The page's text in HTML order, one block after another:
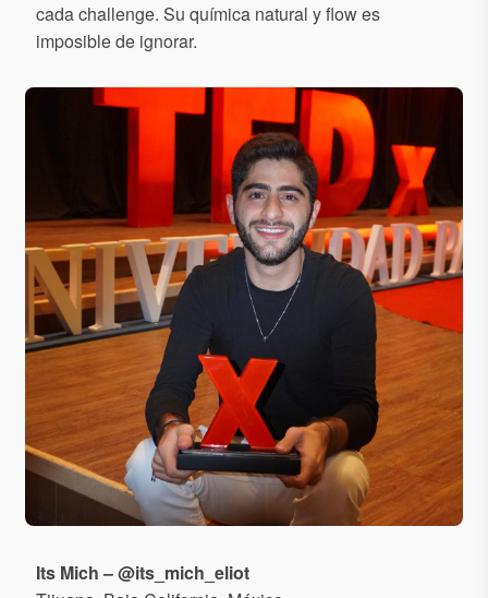
cada challenge. Su química natural y flow es
imposible de ignorar.
Its Mich – @its_mich_eliot